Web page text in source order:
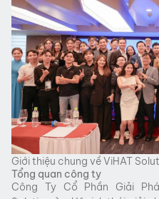
Giới thiệu chung về ViHAT
Tổng quan công ty
Công Ty Cổ Phần Giải